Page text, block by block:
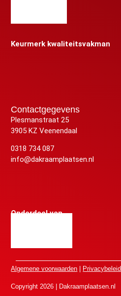
Keurmerk kwaliteitsvakman
Contactgegevens
Plesmanstraat 25
3905 KZ Veenendaal
0318 734 087
info@dakraamplaatsen.nl
Onderdeel van
Algemene voorwaarden Privacybeleid
Copyright 2026 | Dakraamplaatsen.nl